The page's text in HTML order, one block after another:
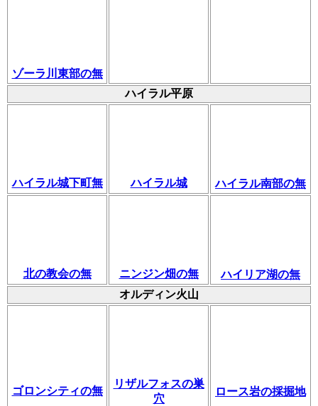
ゾーラ川東部の無
ハイラル平原
ハイラル城下町無 ハイラル城 ハイラル南部の無
北の教会の無 ニンジン畑の無
ハイリア湖の無
オルディン火山
ゴロンシティの無
リザルフォスの巣
穴
ロース岩の採掘地